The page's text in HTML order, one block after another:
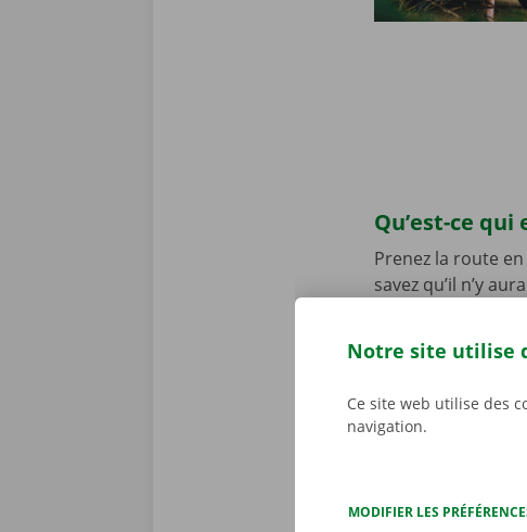
Qu’est-ce
Prenez la route
savez qu’il n’y
personnalisés
dépannage
Notre site utilise
Ce site web utilise des
navigation.
MODIFIER LES